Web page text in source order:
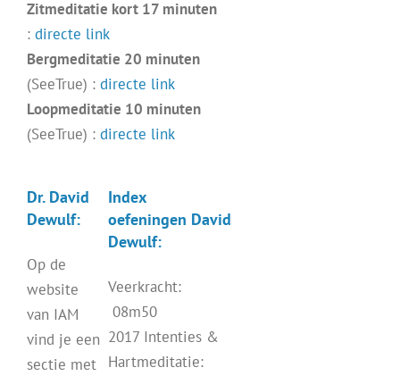
Zitmeditatie kort 17 minuten
: directe link
Bergmeditatie 20 minuten
(SeeTrue) : directe link
Loopmeditatie 10 minuten
(SeeTrue) : directe link
Dr. David
Dewulf:
Op de
website
van IAM
vind je een
sectie met
Index
oefeningen David
Dewulf:
Veerkracht:
08m50
2017 Intenties &
Hartmeditatie: